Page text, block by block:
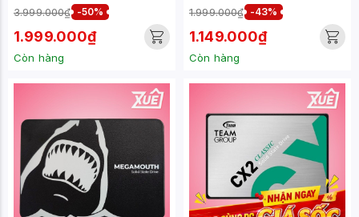
(MZ-77E1T0) (24 Tháng)
3.999.000₫ -50%
1.999.000₫
Còn hàng
III (MS-M100-256Q)
1.999.000₫ -43%
1.149.000₫
Còn hàng